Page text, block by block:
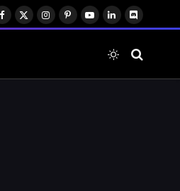
Facebook
X
Instagram
PinterestYouTube
LinkedInDiscord